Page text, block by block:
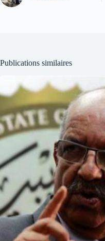
Publications similaires